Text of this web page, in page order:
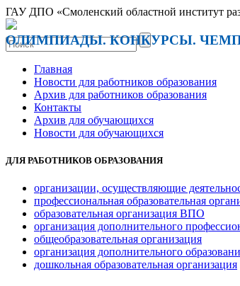
ГАУ ДПО «Смоленский областной институт
ОЛИМПИАДЫ. КОНКУРСЫ.
Главная
Новости для работников образования
Архив для работников образования
Контакты
Архив для обучающихся
Новости для обучающихся
ДЛЯ РАБОТНИКОВ ОБРАЗОВАНИЯ
организации, осуществляющие
профессиональная образовательная
образовательная организация ВПО
организация дополнительного
общеобразовательная организация
организация дополнительного
дошкольная образовательная организация